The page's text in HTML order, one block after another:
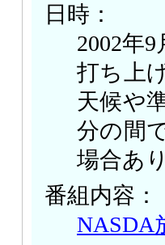
日時：
2002年
打ち上
天候や
分の間
場合あり
番組内容：
NASDA